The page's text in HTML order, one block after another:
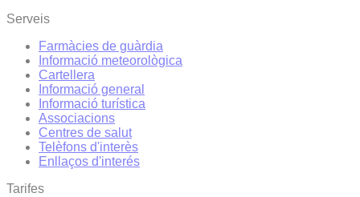
Serveis
Farmàcies de guàrdia
Informació meteorològica
Cartellera
Informació general
Informació turística
Associacions
Centres de salut
Telèfons d'interès
Enllaços d'interés
Tarifes